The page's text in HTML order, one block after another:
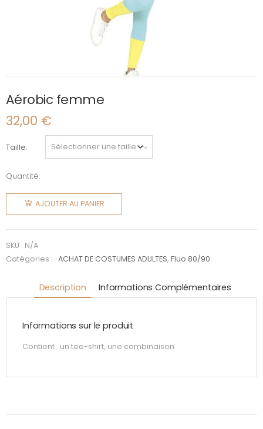
Aérobic femme
32,00 €
Taille
Quantité:
quantité
Aérobic
AJOUTER AU PANIER
SKU : N/A
Catégories :
ACHAT DE COSTUMES ADULTES,Fluo 80/90
Description Informations Complémentaires
Informations sur le produit
Contient : un tee-shirt, une combinaison